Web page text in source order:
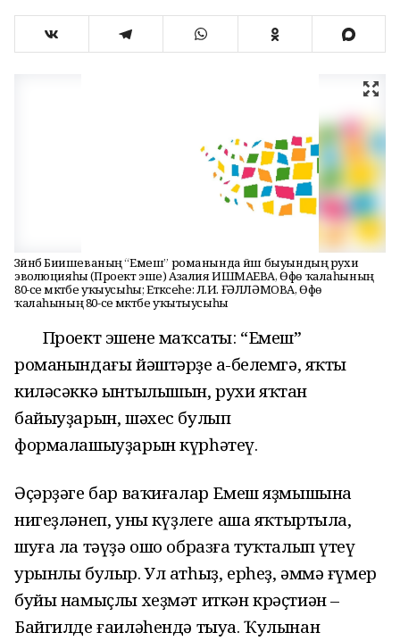
Зәйнәб Биишеваның “Емеш” романында йәш быуындың рухи
эволюцияһы (Проект эше) Азалия ИШМАЕВА, Өфө ҡалаһының
80-се мәктәбе уҡыусыһы; Етәксеһе: Л.И. ҒӘЛЛӘМОВА, Өфө
ҡалаһының 80-се мәктәбе уҡытыусыһы
Проект эшенең маҡсаты: “Емеш”
романындағы йәштәрҙең аң-белемгә, яҡты
киләсәккә ынтылышын, рухи яҡтан
байыуҙарын, шәхес булып
формалашыуҙарын күрһәтеү.
Әҫәрҙәге бар ваҡиғалар Емеш яҙмышына
нигеҙләнеп, уның күҙлеге аша яҡтыртыла,
шуға ла тәүҙә ошо образға туҡталып үтеү
урынлы булыр. Ул атһыҙ, ерһеҙ, әммә ғүмер
буйы намыҫлы хеҙмәт иткән крәҫтиән –
Байгилде ғаиләһендә тыуа. Ҡулынан